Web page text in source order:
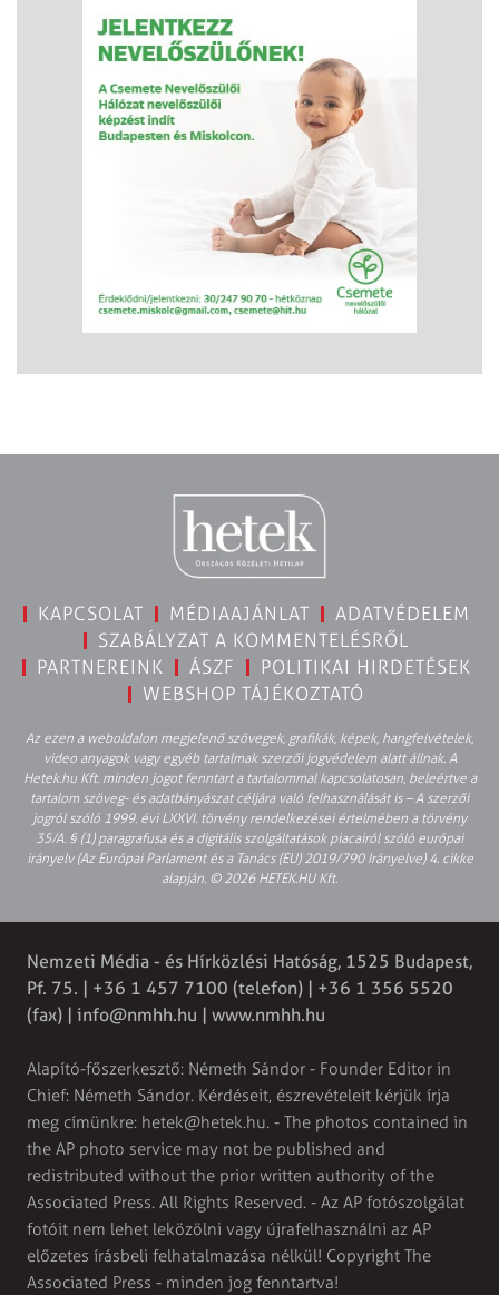
KAPCSOLAT MÉDIAAJÁNLAT
ADATVÉDELEM
SZABÁLYZAT A KOMMENTELÉSRŐL
PARTNEREINK
ÁSZF
POLITIKAI HIRDETÉSEK
WEBSHOP TÁJÉKOZTATÓ
Az ezen a weboldalon megjelenő szövegek, grafikák, képek, hangfelvételek,
video anyagok vagy egyéb tartalmak szerzői jogvédelem alatt állnak. A
Hetek.hu Kft. minden jogot fenntart a tartalommal kapcsolatosan, beleértve a
tartalom szöveg- és adatbányászat céljára való felhasználását is – A szerzői
jogról szóló 1999. évi LXXVI. törvény rendelkezései értelmében a törvény
35/A. § (1) paragrafusa és a digitális szolgáltatások piacairól szóló európai
irányelv (Az Európai Parlament és a Tanács (EU) 2019/790 Irányelve) 4. cikke
alapján. © 2026 HETEK.HU Kft.
Nemzeti Média - és Hírközlési Hatóság, 1525 Budapest,
Pf. 75. | +36 1 457 7100 (telefon) | +36 1 356 5520
(fax) | info@nmhh.hu | www.nmhh.hu
Alapító-főszerkesztő: Németh Sándor - Founder Editor in
Chief: Németh Sándor. Kérdéseit, észrevételeit kérjük írja
meg címünkre: hetek@hetek.hu. - The photos contained in
the AP photo service may not be published and
redistributed without the prior written authority of the
Associated Press. All Rights Reserved. - Az AP fotószolgálat
fotóit nem lehet leközölni vagy újrafelhasználni az AP
előzetes írásbeli felhatalmazása nélkül! Copyright The
Associated Press - minden jog fenntartva!